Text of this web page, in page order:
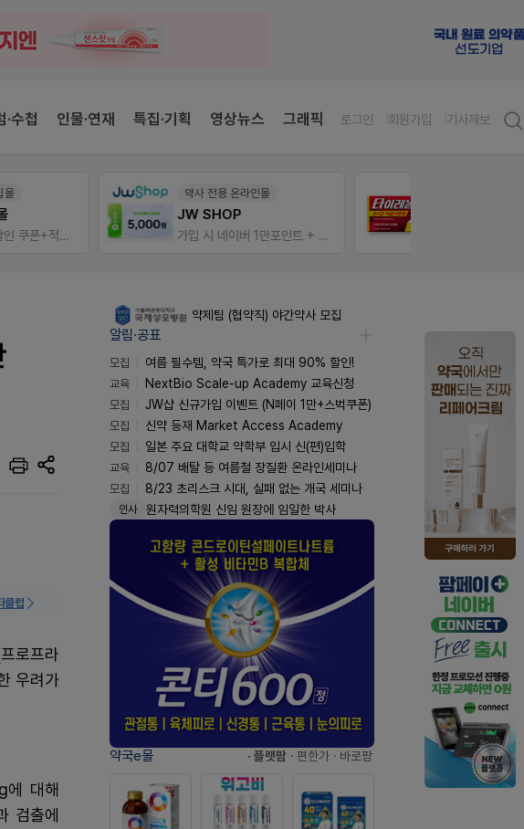
·수첩 인물·연재 특집·기획 영상뉴스 그래픽 로그인 회원가입 기사제보
전용 온라인몰
가입 시 네이버 1만포인트 + 스벅쿠폰
E-detail
근육통은 오래가니깐!
오래가는 타이레놀 ER
클럽
로프라
우려가
에 대해
검출에
약제팀 (협약직) 야간약사 모집
알림·공표
모집
여름 필수템, 약국 특가로 최대 90% 할인!
교육
NextBio Scale-up Academy 교육신청
모집
JW샵 신규가입 이벤트 (N페이 1만+스벅쿠폰)
모집
신약 등재 Market Access Academy
모집
일본 주요 대학교 약학부 입시 신(편)입학
교육
8/07 배탈 등 여름철 장질환 온라인세미나
모집
8/23 초리스크 시대, 실패 없는 개국 세미나
인사 원자력의학원 신임 원장에 임일한 박사
약국e몰 · 플랫팜 · 편한가 · 바로팜